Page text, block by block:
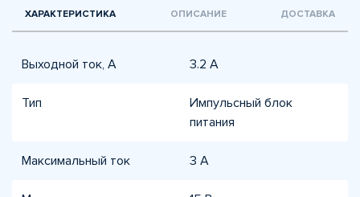
ХАРАКТЕРИСТИКА ОПИСАНИЕ ДОСТАВКА
Выходной ток, А 3.2 A
Тип
Импульсный блок
питания
Максимальный ток 3 А